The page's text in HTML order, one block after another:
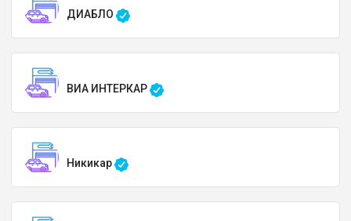
ДИАБЛО
ВИА ИНТЕРКАР
Никикар